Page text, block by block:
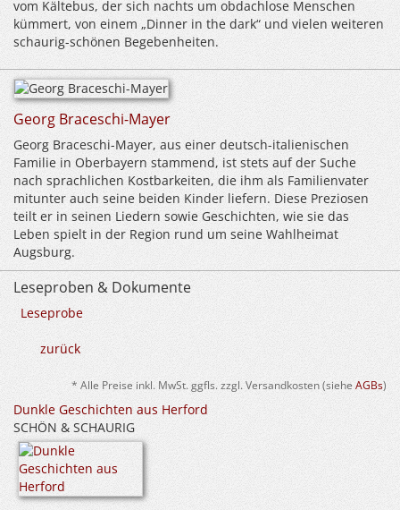
vom Kältebus, der sich nachts um obdachlose Menschen
kümmert, von einem „Dinner in the dark“ und vielen weiteren
schaurig-schönen Begebenheiten.
Georg Braceschi-Mayer
Georg Braceschi-Mayer, aus einer deutsch-italienischen
Familie in Oberbayern stammend, ist stets auf der Suche
nach sprachlichen Kostbarkeiten, die ihm als Familienvater
mitunter auch seine beiden Kinder liefern. Diese Preziosen
teilt er in seinen Liedern sowie Geschichten, wie sie das
Leben spielt in der Region rund um seine Wahlheimat
Augsburg.
Leseproben & Dokumente
Leseprobe
zurück
* Alle Preise inkl. MwSt. ggfls. zzgl. Versandkosten (sieheAGBs)
Dunkle Geschichten aus Herford
SCHÖN & SCHAURIG